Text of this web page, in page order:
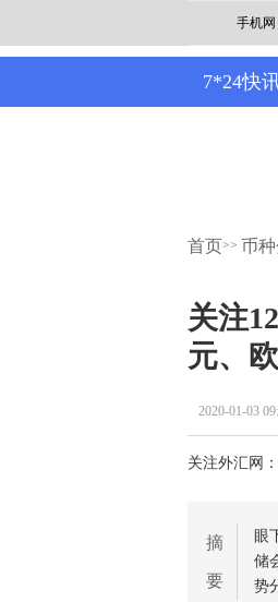
手机网
7*24快
首页>> 币
关注
元、
2020-01-03
关注外汇网：
摘
要
眼
储
势